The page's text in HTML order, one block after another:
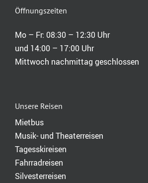
Öffnungszeiten
Mo – Fr: 08:30 – 12:30 Uhr
und 14:00 – 17:00 Uhr
Mittwoch nachmittag geschlossen
Unsere Reisen
Mietbus
Musik- und Theaterreisen
Tagesskireisen
Fahrradreisen
Silvesterreisen